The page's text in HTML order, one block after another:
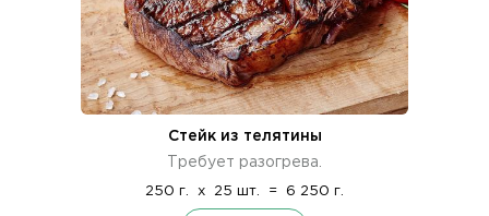
Стейк из телятины
Требует разогрева.
250 г. x 25 шт. = 6 250 г.